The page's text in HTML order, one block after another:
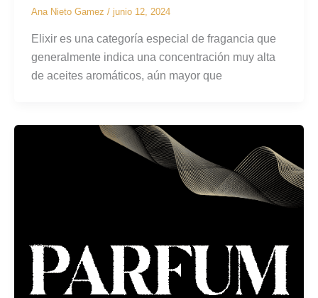
Ana Nieto Gamez / junio 12, 2024
Elixir es una categoría especial de fragancia que
generalmente indica una concentración muy alta
de aceites aromáticos, aún mayor que